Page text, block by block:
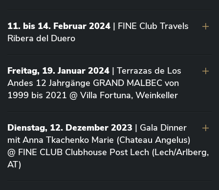
11. bis 14. Februar 2024 | FINE Club Travels
Ribera del Duero
Freitag, 19. Januar 2024 | Terrazas de Los
Andes 12 Jahrgänge GRAND MALBEC von
1999 bis 2021 @ Villa Fortuna, Weinkeller
Dienstag, 12. Dezember 2023 | Gala Dinner
mit Anna Tkachenko Marie (Chateau Angelus)
@ FINE CLUB Clubhouse Post Lech (Lech/Arlberg,
AT)